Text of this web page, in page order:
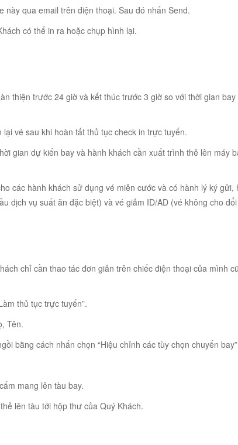
qua email trên điện thoại. Sau đó nhấn Send.
có thể in ra hoặc chụp hình lại.
thiện trước 24 giờ và kết thúc trước 3 giờ so với thời gian bay
vé sau khi hoàn tất thủ tục check in trực tuyến.
gian dự kiến bay và hành khách cần xuất trình thẻ lên máy
các hành khách sử dụng vé miễn cước và có hành lý ký gửi,
dịch vụ suất ăn đặc biệt) và vé giảm ID/AD (vé không cho
chỉ cần thao tác đơn giản trên chiếc điện thoại của mình
thủ tục trực tuyến”.
Tên.
bằng cách nhấn chọn “Hiệu chỉnh các tùy chọn chuyến
mang lên tàu bay.
lên tàu tới hộp thư của Quý Khách.